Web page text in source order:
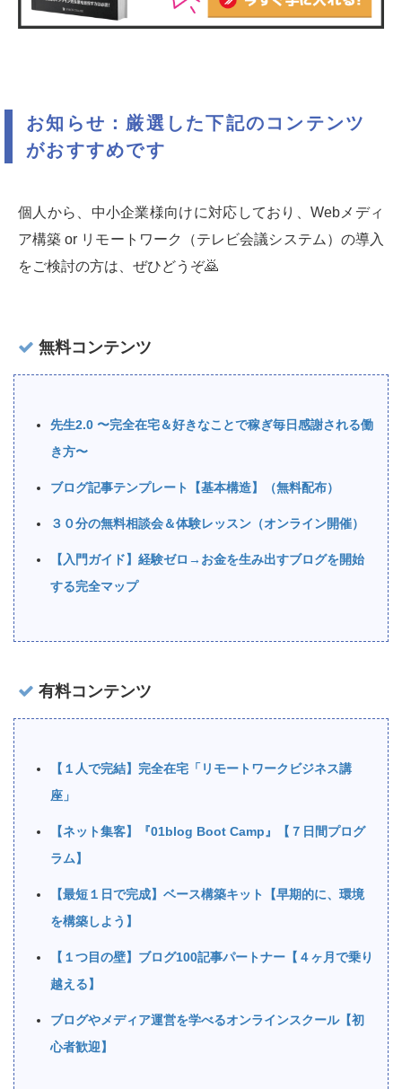
お知らせ：厳選した下記のコンテンツ
がおすすめです
個人から、中小企業様向けに対応しており、Webメディ
ア構築 or リモートワーク（テレビ会議システム）の導入
をご検討の方は、ぜひどうぞ🙇‍
無料コンテンツ
先生2.0 〜完全在宅＆好きなことで稼ぎ毎日感謝される働
き方〜
ブログ記事テンプレート【基本構造】（無料配布）
３０分の無料相談会＆体験レッスン（オンライン開催）
【入門ガイド】経験ゼロ→お金を生み出すブログを開始
する完全マップ
有料コンテンツ
【１人で完結】完全在宅「リモートワークビジネス講
座」
【ネット集客】『01blog Boot Camp』【７日間プログ
ラム】
【最短１日で完成】ベース構築キット【早期的に、環境
を構築しよう】
【１つ目の壁】ブログ100記事パートナー【４ヶ月で乗り
越える】
ブログやメディア運営を学べるオンラインスクール【初
心者歓迎】